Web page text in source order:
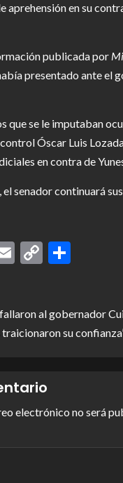
aprehensión en su
publicada por
presentado ante el
que se le imputaban
Óscar Luis
en contra de
el senador continuará
Email
Copy
fallaron al gobernador
su
electrónico no será